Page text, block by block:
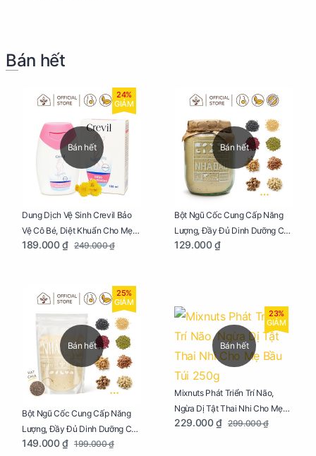
Bán hết
Bán hết
24%
GIẢM
Dung Dịch Vệ Sinh Crevil Bảo
Vệ Cô Bé, Diệt Khuẩn Cho Mẹ
Bầu Chai 100ml
189.000 ₫ 249.000 ₫
Bán hết
Bột Ngũ Cốc Cung Cấp Năng
Lượng, Đầy Đủ Dinh Dưỡng Cho
Mẹ Bầu Hũ 250g
129.000 ₫
Bán hết
25%
GIẢM
Bột Ngũ Cốc Cung Cấp Năng
Lượng, Đầy Đủ Dinh Dưỡng Cho
Mẹ Bầu Túi 250g
149.000 ₫ 199.000 ₫
Bán hết
23%
GIẢM
Mixnuts Phát Triển Trí Não,
Ngừa Dị Tật Thai Nhi Cho Mẹ
Bầu Túi 250g
229.000 ₫ 299.000 ₫